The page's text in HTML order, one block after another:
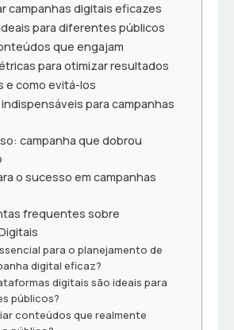
campanhas digitais eficazes
para diferentes públicos
que engajam
para otimizar resultados
e como evitá-los
para campanhas
campanha que dobrou
o sucesso em campanhas
frequentes sobre
para o planejamento de
digital eficaz?
digitais são ideais para
públicos?
conteúdos que realmente